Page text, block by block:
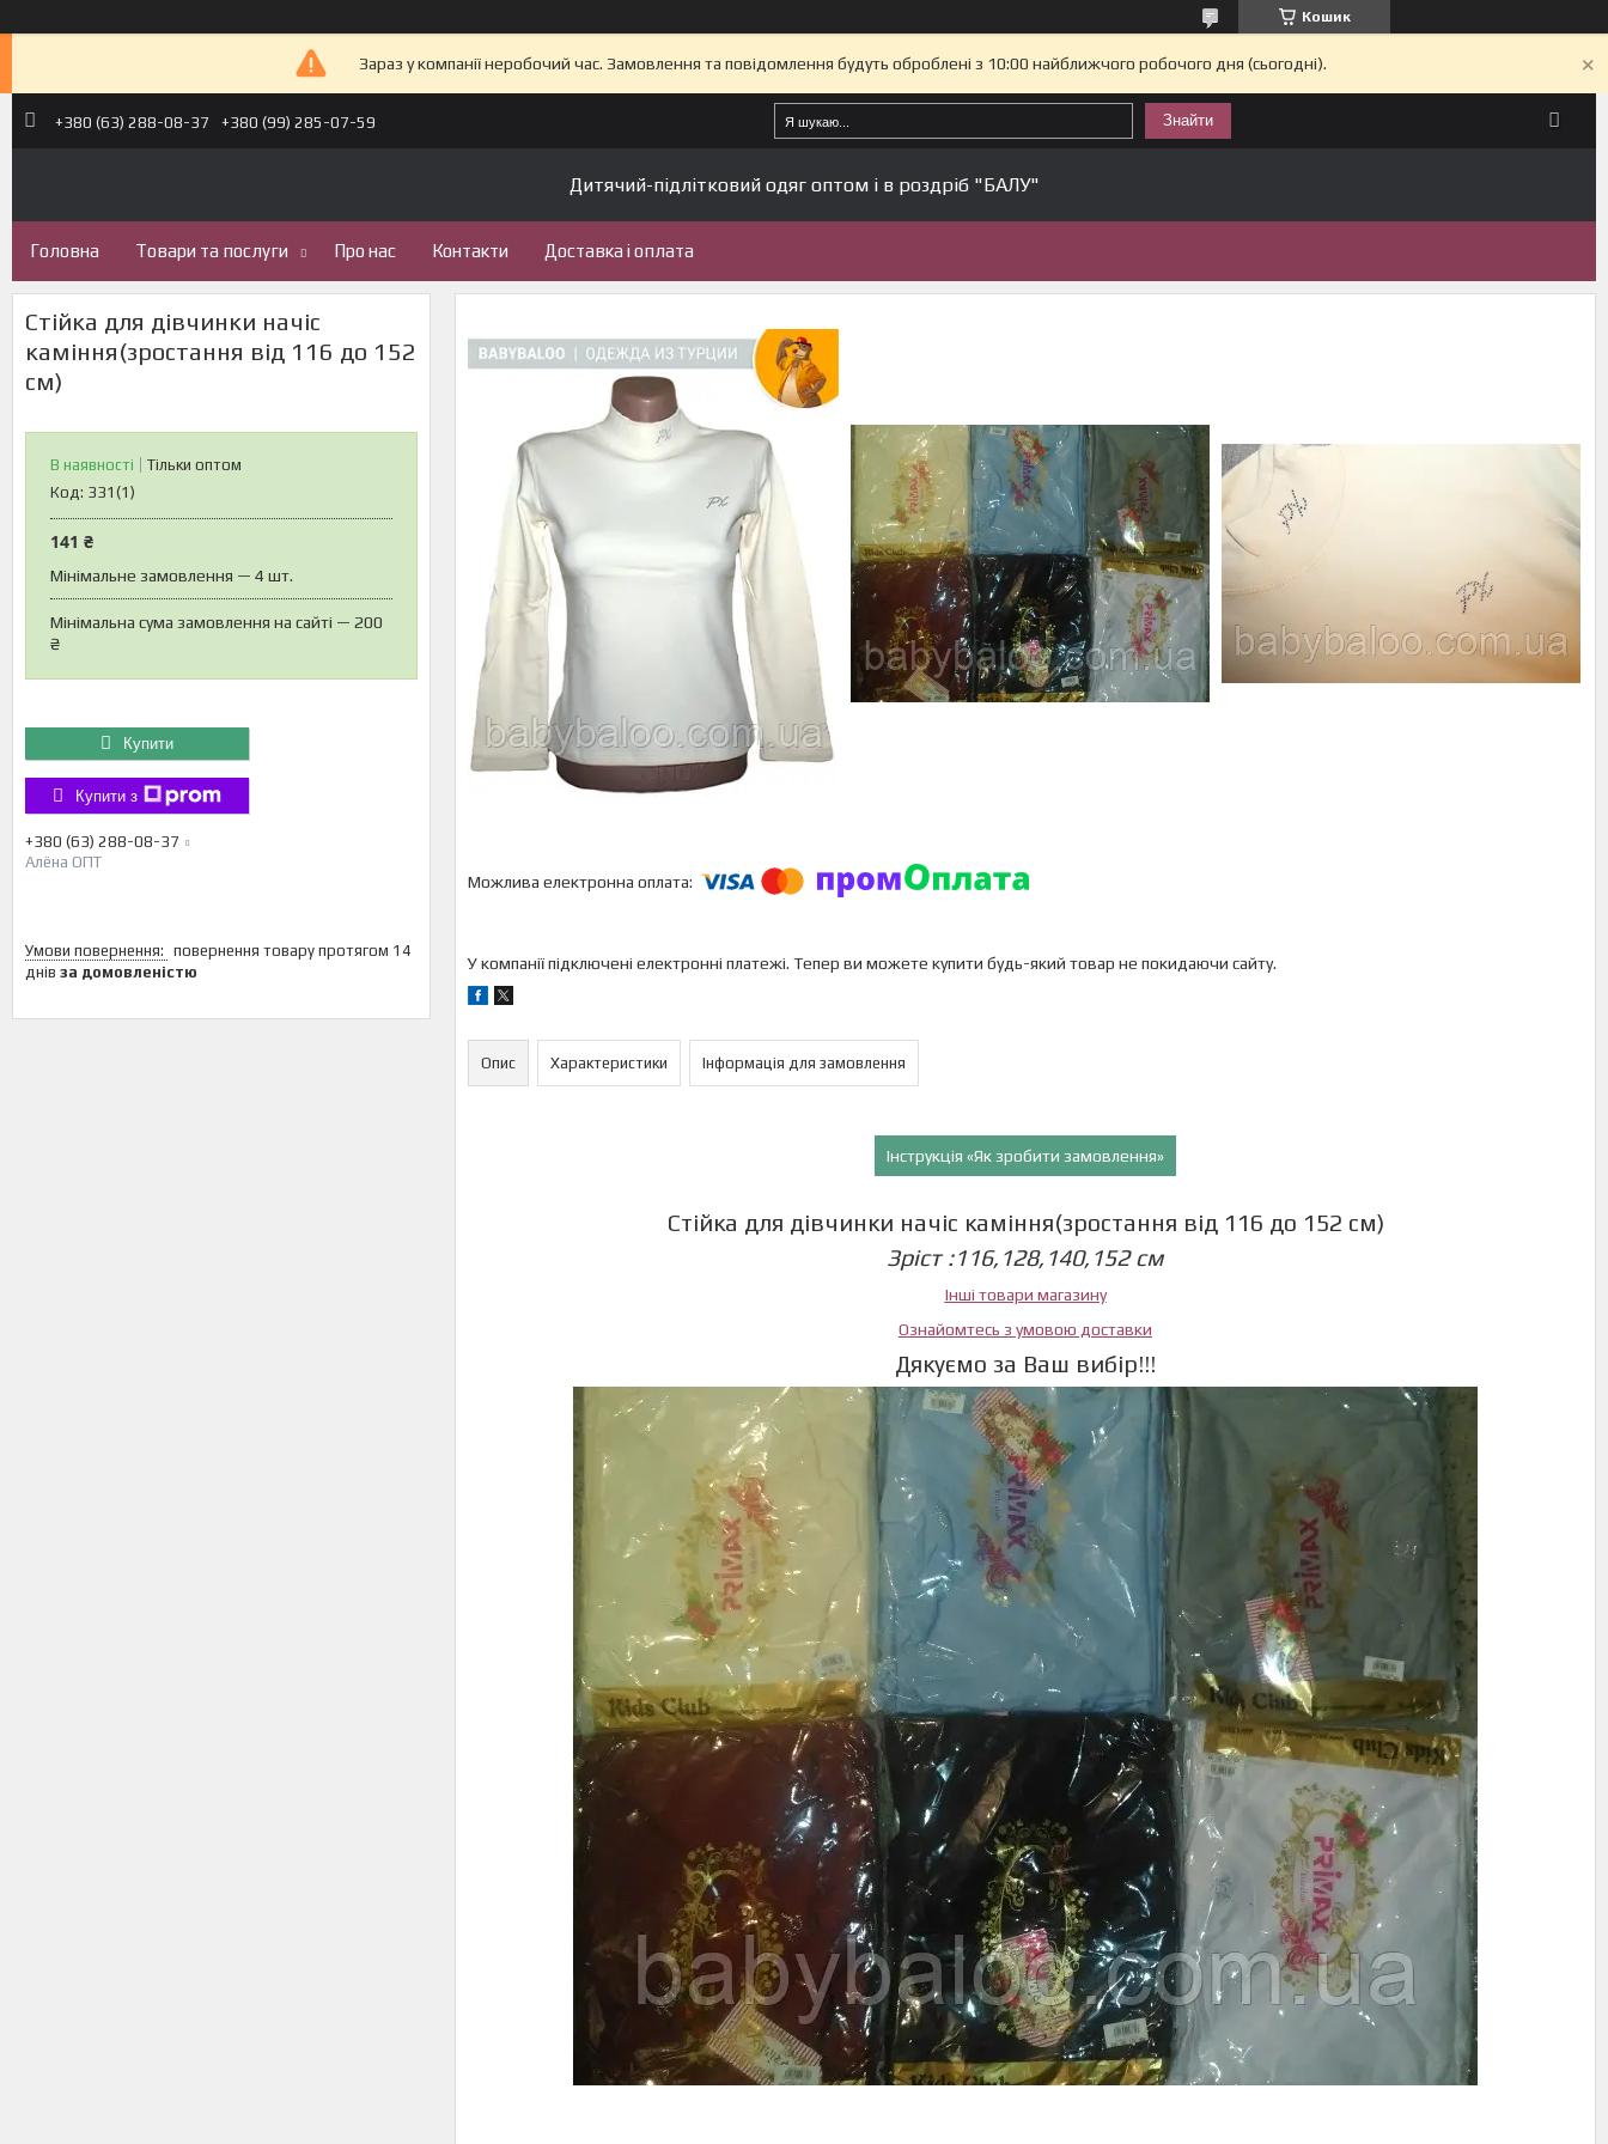
Кошик
Зараз у компанії неробочий час. Замовлення та повідомлення будуть оброблені з 10:00 найближчого робочого дня (сьогодні).
+380 (63) 288-08-37 +380 (99) 285-07-59 Знайти
Дитячий-підлітковий одяг оптом і в роздріб "БАЛУ"
Головна Товари та послуги Про нас Контакти Доставка і оплата
Стійка для дівчинки начіс
каміння(зростання від 116 до 152
см)
В наявності
Тільки оптом
Код: 331(1)
141 ₴
Мінімальне замовлення — 4 шт.
Мінімальна сума замовлення на сайті — 200
₴
Купити
Купити з
+380 (63) 288-08-37
Алёна ОПТ
повернення товару протягом 14
днів за домовленістю У компанії підключені електронні платежі. Тепер ви можете купити будь-який товар не покидаючи сайту.
Опис Характеристики Інформація для замовлення
Інструкція «Як зробити замовлення»
Стійка для дівчинки начіс каміння(зростання від 116 до 152 см)
Зріст :116,128,140,152 см
Інші товари магазину
Ознайомтесь з умовою доставки
Дякуємо за Ваш вибір!!!